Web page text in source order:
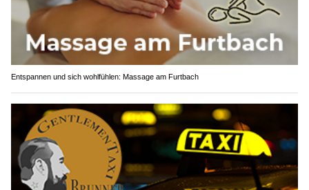
Entspannen und sich wohlfühlen: Massage am Furtbach